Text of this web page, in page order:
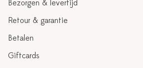
Bezorgen & levertijd
Retour & garantie
Betalen
Giftcards